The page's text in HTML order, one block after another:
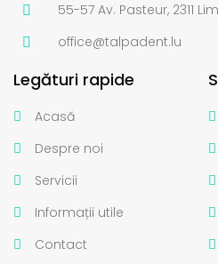
55-57 Av. Pasteur, 2311
office@talpadent.lu
Legături rapide
Acasă
Despre noi
Servicii
Informații utile
Contact